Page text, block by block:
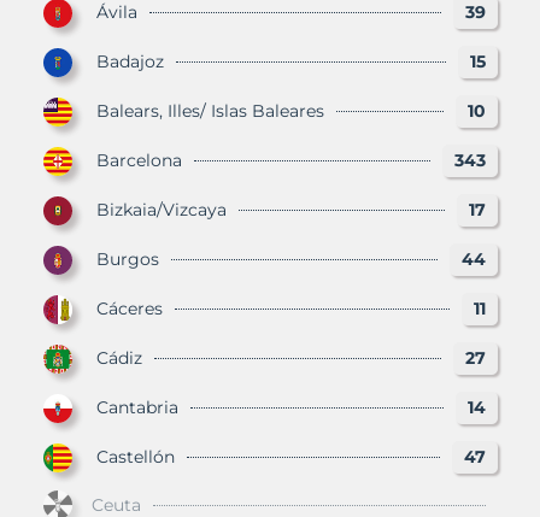
Ávila 39
Badajoz 15
Balears, Illes/ Islas Baleares 10
Barcelona 343
Bizkaia/Vizcaya 17
Burgos 44
Cáceres 11
Cádiz 27
Cantabria 14
Castellón 47
Ceuta